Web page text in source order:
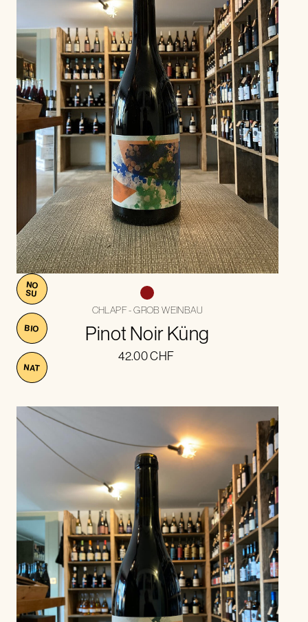
NO
SU
BIO
NAT
CHLAPF - GROB WEINBAU
Pinot Noir Küng
42.00CHF